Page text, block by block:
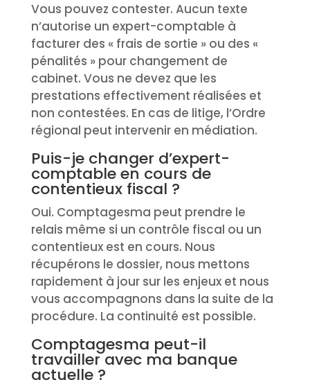
Vous pouvez contester. Aucun texte
n’autorise un expert-comptable à
facturer des « frais de sortie » ou des «
pénalités » pour changement de
cabinet. Vous ne devez que les
prestations effectivement réalisées et
non contestées. En cas de litige, l’Ordre
régional peut intervenir en médiation.
Puis-je changer d’expert-
comptable en cours de
contentieux fiscal ?
Oui. Comptagesma peut prendre le
relais même si un contrôle fiscal ou un
contentieux est en cours. Nous
récupérons le dossier, nous mettons
rapidement à jour sur les enjeux et nous
vous accompagnons dans la suite de la
procédure. La continuité est possible.
Comptagesma peut-il
travailler avec ma banque
actuelle ?